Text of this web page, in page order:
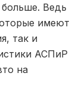
Ведь
имеют
так и
АСПиР
на